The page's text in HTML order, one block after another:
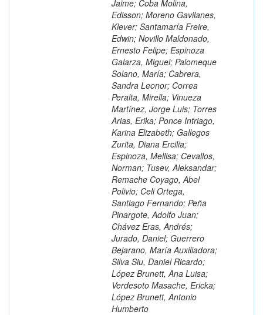
Jaime; Coba Molina,
Edisson; Moreno Gavilanes,
Klever; Santamaría Freire,
Edwin; Novillo Maldonado,
Ernesto Felipe; Espinoza
Galarza, Miguel; Palomeque
Solano, María; Cabrera,
Sandra Leonor; Correa
Peralta, Mirella; Vinueza
Martínez, Jorge Luis; Torres
Arias, Erika; Ponce Intriago,
Karina Elizabeth; Gallegos
Zurita, Diana Ercilia;
Espinoza, Mellisa; Cevallos,
Norman; Tusev, Aleksandar;
Remache Coyago, Abel
Polivio; Celi Ortega,
Santiago Fernando; Peña
Pinargote, Adolfo Juan;
Chávez Eras, Andrés;
Jurado, Daniel; Guerrero
Bejarano, María Auxiliadora;
Silva Siu, Daniel Ricardo;
López Brunett, Ana Luisa;
Verdesoto Masache, Ericka;
López Brunett, Antonio
Humberto